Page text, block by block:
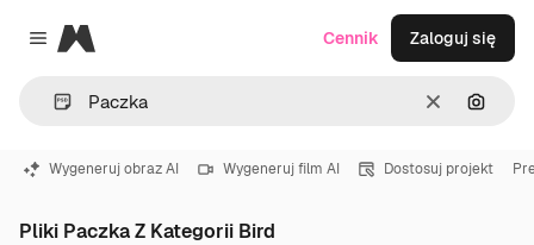
Close menu
Magnific
WyczyśćSzukaj
Cennik Zaloguj się
Wygeneruj obraz AI Wygeneruj film AI Dostosuj projekt
Pliki Paczka Z Kategorii Bird